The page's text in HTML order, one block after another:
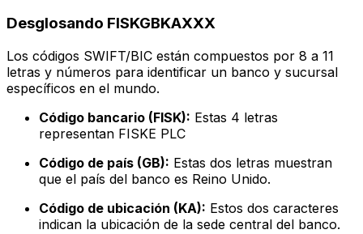
Desglosando FISKGBKAXXX
Los códigos SWIFT/BIC están compuestos por 8 a 11
letras y números para identificar un banco y sucursal
específicos en el mundo.
Código bancario (FISK): Estas 4 letras
representan FISKE PLC
Código de país (GB): Estas dos letras muestran
que el país del banco es Reino Unido.
Código de ubicación (KA): Estos dos caracteres
indican la ubicación de la sede central del banco.